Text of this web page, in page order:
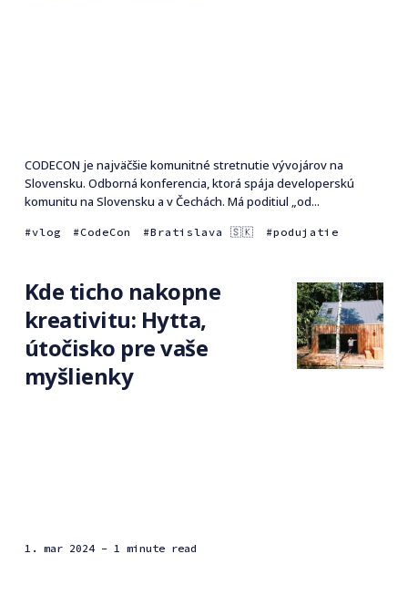
CODECON je najväčšie komunitné stretnutie vývojárov na
Slovensku. Odborná konferencia, ktorá spája developerskú
komunitu na Slovensku a v Čechách. Má poditiul „od...
vlog CodeCon Bratislava 🇸🇰 podujatie
Kde ticho nakopne
kreativitu: Hytta,
útočisko pre vaše
myšlienky
1. mar 2024- 1 minute read